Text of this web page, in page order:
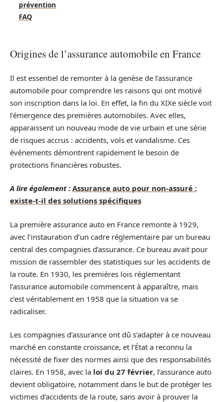
prévention
FAQ
Origines de l’assurance automobile en France
Il est essentiel de remonter à la genèse de l’assurance
automobile pour comprendre les raisons qui ont motivé
son inscription dans la loi. En effet, la fin du XIXe siècle voit
l’émergence des premières automobiles. Avec elles,
apparaissent un nouveau mode de vie urbain et une série
de risques accrus : accidents, vols et vandalisme. Ces
événements démontrent rapidement le besoin de
protections financières robustes.
A lire également : Assurance auto pour non-assuré :
existe-t-il des solutions spécifiques
La première assurance auto en France remonte à 1929,
avec l’instauration d’un cadre réglementaire par un bureau
central des compagnies d’assurance. Ce bureau avait pour
mission de rassembler des statistiques sur les accidents de
la route. En 1930, les premières lois réglementant
l’assurance automobile commencent à apparaître, mais
c’est véritablement en 1958 que la situation va se
radicaliser.
Les compagnies d’assurance ont dû s’adapter à ce nouveau
marché en constante croissance, et l’État a reconnu la
nécessité de fixer des normes ainsi que des responsabilités
claires. En 1958, avec la loi du 27 février, l’assurance auto
devient obligatoire, notamment dans le but de protéger les
victimes d’accidents de la route, sans avoir à prouver la